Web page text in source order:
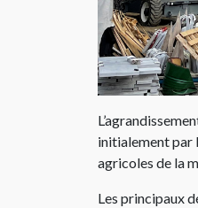
initialement par
agricoles de la
Les principaux